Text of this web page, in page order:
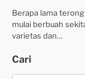
Berapa lama
mulai berbuah
varietas dan…
Cari